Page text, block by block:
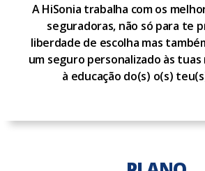
A HiSonia trabalha com os
seguradoras, não só para te
liberdade de escolha mas
um seguro personalizado às tuas
à educação do(s) o(s)